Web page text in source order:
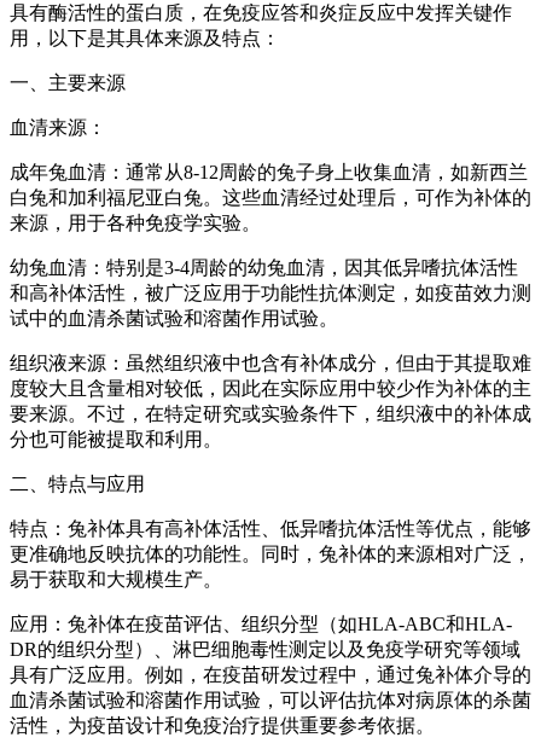
具有酶活性的蛋白质，在免疫应答和炎症反应中发挥关键作
用，以下是其具体来源及特点：
一、主要来源
血清来源：
成年兔血清：通常从8-12周龄的兔子身上收集血清，如新西兰
白兔和加利福尼亚白兔。这些血清经过处理后，可作为补体的
来源，用于各种免疫学实验。
幼兔血清：特别是3-4周龄的幼兔血清，因其低异嗜抗体活性
和高补体活性，被广泛应用于功能性抗体测定，如疫苗效力测
试中的血清杀菌试验和溶菌作用试验。
组织液来源：虽然组织液中也含有补体成分，但由于其提取难
度较大且含量相对较低，因此在实际应用中较少作为补体的主
要来源。不过，在特定研究或实验条件下，组织液中的补体成
分也可能被提取和利用。
二、特点与应用
特点：兔补体具有高补体活性、低异嗜抗体活性等优点，能够
更准确地反映抗体的功能性。同时，兔补体的来源相对广泛，
易于获取和大规模生产。
应用：兔补体在疫苗评估、组织分型（如HLA-ABC和HLA-
DR的组织分型）、淋巴细胞毒性测定以及免疫学研究等领域
具有广泛应用。例如，在疫苗研发过程中，通过兔补体介导的
血清杀菌试验和溶菌作用试验，可以评估抗体对病原体的杀菌
活性，为疫苗设计和免疫治疗提供重要参考依据。